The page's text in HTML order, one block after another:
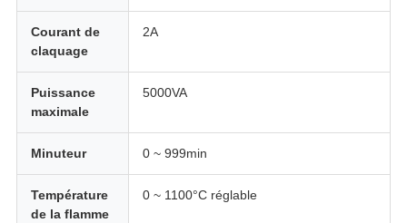
Courant de
claquage
2A
Puissance
maximale
5000VA
Minuteur 0 ~ 999min
Température
de la flamme
0 ~ 1100°C réglable